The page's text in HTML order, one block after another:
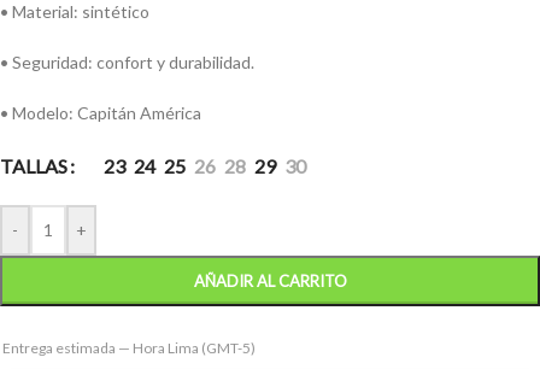
• Material: sintético
• Seguridad: confort y durabilidad.
• Modelo: Capitán América
TALLAS 23 24 25 26 28 29 30
- +
AÑADIR AL CARRITO
Entrega estimada — Hora Lima (GMT-5)